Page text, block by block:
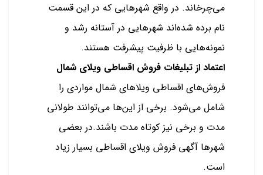
می‌چرخاند. در واقع شهرهایی که در این قسمت
نام برده شده‌اند شهرهایی در آستانه رشد و
نمونه‌هایی با ظرفیت پیشرفت هستند.
اعتماد از تبلیغات فروش اقساطی ویلای شمال
فروش‌های اقساطی ویلاهای شمال مواردی را
شامل می‌شود. برخی از این‌ها می‌توانند طولانی
مدت و برخی نیز کوتاه مدت باشند.در بعضی
شهرها آگهی فروش ویلای اقساطی بسیار زیاد
است.